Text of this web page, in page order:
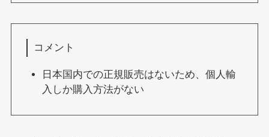
コメント
日本国内での正規販売はないため、個人輸
入しか購入方法がない